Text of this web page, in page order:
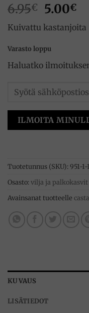
6.95€
hinta
oli:
6.95€.
5.00€
on:
Kuivattu kastanjoita
Varasto loppu
Haluatko
ILMOITA
Tuotetunnus (SKU): 951-1-1
Osasto: vilja ja palkokasvit
Avainsanat tuotteelle
KUVAUS
LISÄTIEDOT